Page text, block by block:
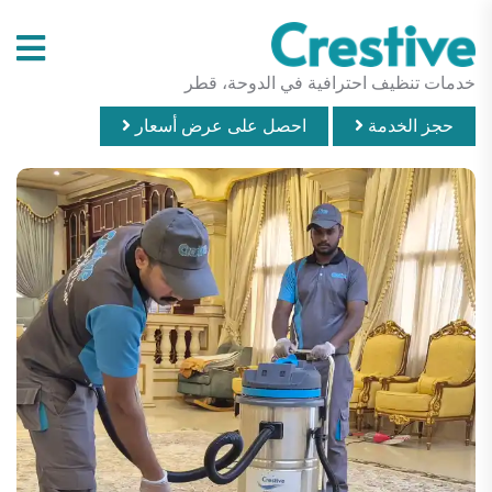
خدمات تنظيف احترافية في الدوحة، قطر
حجز الخدمة
احصل على عرض أسعار